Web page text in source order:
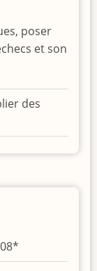
poser
et son
des
*